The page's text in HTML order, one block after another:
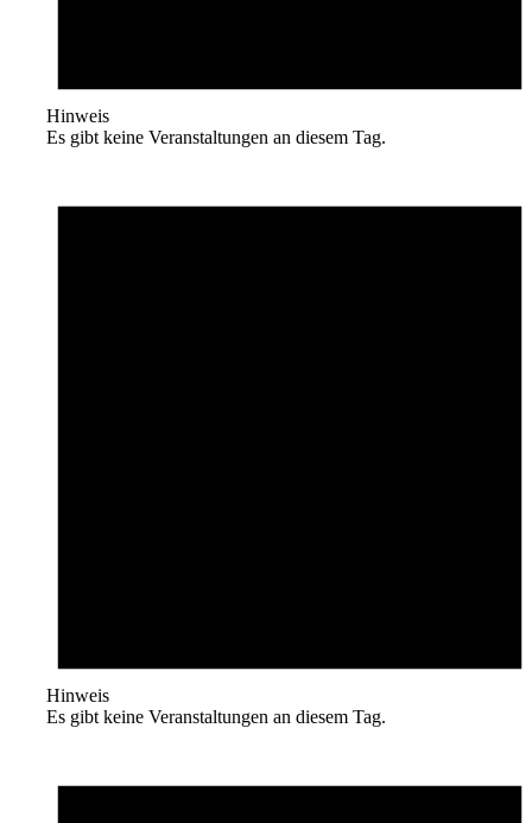
Hinweis
Es gibt keine Veranstaltungen an diesem Tag.
Hinweis
Es gibt keine Veranstaltungen an diesem Tag.